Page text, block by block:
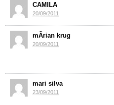
CAMILA
20/09/2011
mÃ­rian krug
20/09/2011
mari silva
23/09/2011